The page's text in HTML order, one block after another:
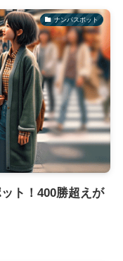
ナンパスポット
ト！400勝超えが